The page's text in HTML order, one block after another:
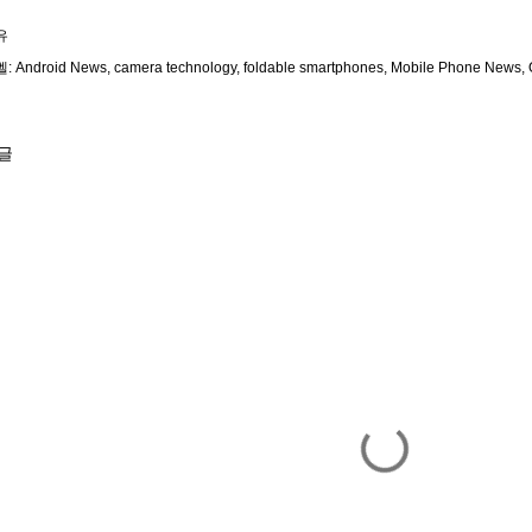
: Android News camera technology foldable smartphones Mobile Phone News